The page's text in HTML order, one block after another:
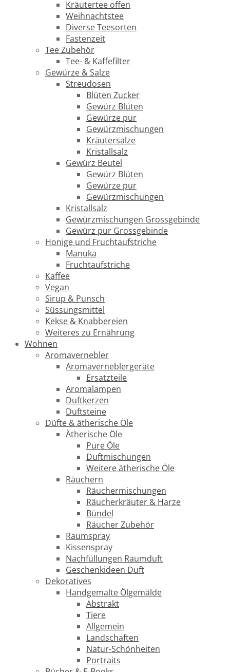
Kräutertee offen
Weihnachtstee
Diverse Teesorten
Fastenzeit
Tee Zubehör
Tee- & Kaffefilter
Gewürze & Salze
Streudosen
Blüten Zucker
Gewürz Blüten
Gewürze pur
Gewürzmischungen
Kräutersalze
Kristallsalz
Gewürz Beutel
Gewürz Blüten
Gewürze pur
Gewürzmischungen
Kristallsalz
Gewürzmischungen Grossgebinde
Gewürz pur Grossgebinde
Honige und Fruchtaufstriche
Manuka
Fruchtaufstriche
Kaffee
Vegan
Sirup & Punsch
Süssungsmittel
Kekse & Knabbereien
Weiteres zu Ernährung
Wohnen
Aromavernebler
Aromaverneblergeräte
Ersatzteile
Aromalampen
Duftkerzen
Duftsteine
Düfte & ätherische Öle
Ätherische Öle
Pure Öle
Duftmischungen
Weitere ätherische Öle
Räuchern
Räuchermischungen
Räucherkräuter & Harze
Bündel
Räucher Zubehör
Raumspray
Kissenspray
Nachfüllungen Raumduft
Geschenkideen Duft
Dekoratives
Handgemalte Ölgemälde
Abstrakt
Tiere
Allgemein
Landschaften
Natur-Schönheiten
Portraits